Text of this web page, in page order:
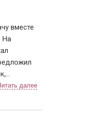
вместе
На
выбрать
время